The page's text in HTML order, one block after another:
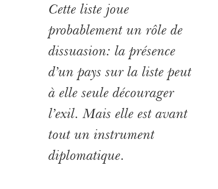
Cette liste joue
probablement un rôle de
dissuasion: la présence
d’un pays sur la liste peut
à elle seule décourager
l’exil. Mais elle est avant
tout un instrument
diplomatique.